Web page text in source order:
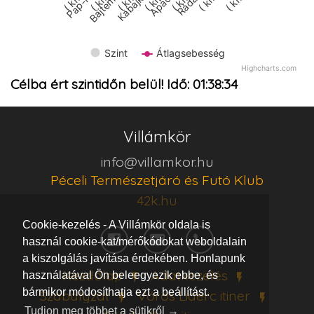
Cookie-kezelés - A Villámkör oldala is
használ cookie-kat/mérőkódokat weboldalain
a kiszolgálás javítása érdekében. Honlapunk
használatával Ön beleegyezik ebbe, és
bármikor módosíthatja ezt a beállítást.
Tudjon meg többet a sütikről →
Szint Átlagsebesség
Highcharts.com
Célba ért szintidőn belül! Idő: 01:38:34
Villámkör
info@villamkor.hu
Péceli Természetjáró és Futó Klub
42k.hu
Kezdőlap
Adatkezelés
Szabályzat
Vörös Lidérc itiner